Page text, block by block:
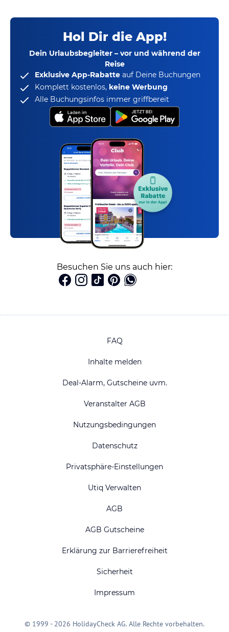
Hol Dir die App!
Dein Urlaubsbegleiter – vor und während der
Reise
Exklusive App-Rabatte auf Deine Buchungen
Komplett kostenlos, keine Werbung
Alle Buchungsinfos immer griffbereit
Besuchen Sie uns auch hier:
FAQ
Inhalte melden
Deal-Alarm, Gutscheine uvm.
Veranstalter AGB
Nutzungsbedingungen
Datenschutz
Privatsphäre-Einstellungen
Utiq Verwalten
AGB
AGB Gutscheine
Erklärung zur Barrierefreiheit
Sicherheit
Impressum
© 1999 - 2026 HolidayCheck AG. Alle Rechte vorbehalten.